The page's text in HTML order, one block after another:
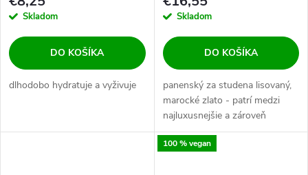
r
o
d
u
o
d
k
Skladom
DO KOŠÍKA
dlhodobo hydratuje a vyživuje
Skladom
DO KOŠÍKA
panenský za studena lisovaný,
marocké zlato - patrí medzi
najluxusnejšie a zároveň
najdrahšie kozmetické oleje
sveta
100 % vegan